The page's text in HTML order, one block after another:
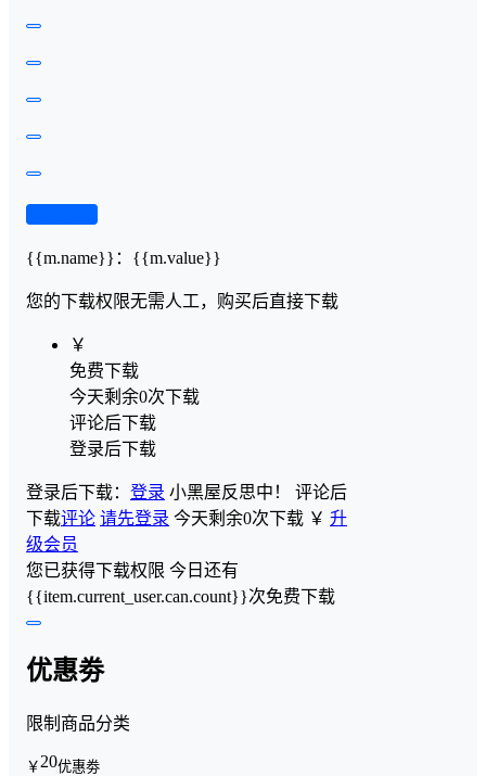
{{m.name}} ： {{m.value}}
您的下载权限无需人工，购买后直接下载
￥
免费下载
今天剩余0次下载
评论后下载
登录后下载
登录后下载： 登录 小黑屋反思中！ 评论后
下载评论 请先登录 今天剩余0次下载 ￥ 升
级会员
您已获得下载权限 今日还有
{{item.current_user.can.count}}次免费下载
优惠劵
限制商品分类
￥ 20优惠劵